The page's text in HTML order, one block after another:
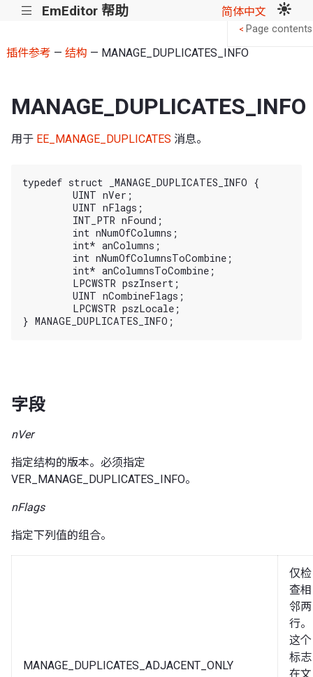
||| EmEditor 帮助 简体中文
插件参考 — 结构 — MANAGE_DUPLICATES_INFO
MANAGE_DUPLICATES_INFO
用于 EE_MANAGE_DUPLICATES 消息。
typedef struct _MANAGE_DUPLICATES_INFO {
字段
nVer
指定结构的版本。必须指定
VER_MANAGE_DUPLICATES_INFO。
nFlags
指定下列值的组合。
MANAGE_DUPLICATES_ADJACENT_ONLY
仅检
查相
邻两
行。
这个
标志
在文
< Page contents